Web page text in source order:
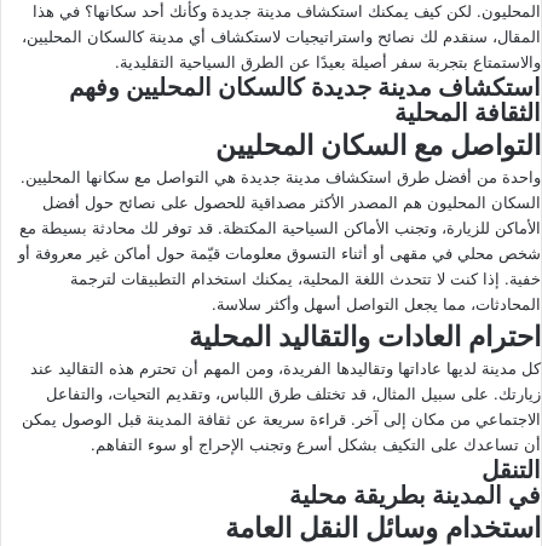
Xد
ا
ل
ك
ر
ن
ي
ا
المحليون. لكن كيف يمكنك استكشاف مدينة جديدة وكأنك أحد سكانها؟ في هذا
المقال، سنقدم لك نصائح واستراتيجيات لاستكشاف أي مدينة كالسكان المحليين،
والاستمتاع بتجربة سفر أصيلة بعيدًا عن الطرق السياحية التقليدية.
استكشاف مدينة جديدة كالسكان المحليين وفهم
الثقافة المحلية
التواصل مع السكان المحليين
واحدة من أفضل طرق استكشاف مدينة جديدة هي التواصل مع سكانها المحليين.
السكان المحليون هم المصدر الأكثر مصداقية للحصول على نصائح حول أفضل
الأماكن للزيارة، وتجنب الأماكن السياحية المكتظة. قد توفر لك محادثة بسيطة مع
شخص محلي في مقهى أو أثناء التسوق معلومات قيّمة حول أماكن غير معروفة أو
خفية. إذا كنت لا تتحدث اللغة المحلية، يمكنك استخدام التطبيقات لترجمة
المحادثات، مما يجعل التواصل أسهل وأكثر سلاسة.
احترام العادات والتقاليد المحلية
كل مدينة لديها عاداتها وتقاليدها الفريدة، ومن المهم أن تحترم هذه التقاليد عند
زيارتك. على سبيل المثال، قد تختلف طرق اللباس، وتقديم التحيات، والتفاعل
الاجتماعي من مكان إلى آخر. قراءة سريعة عن ثقافة المدينة قبل الوصول يمكن
أن تساعدك على التكيف بشكل أسرع وتجنب الإحراج أو سوء التفاهم.
التنقل
في المدينة بطريقة محلية
استخدام وسائل النقل العامة